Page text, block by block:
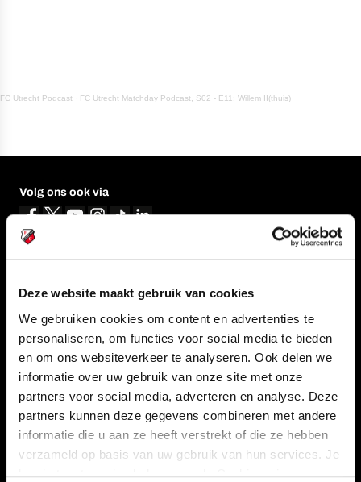
Deze website maakt gebruik van cookies
We gebruiken cookies om content en advertenties te
personaliseren, om functies voor social media te bieden
en om ons websiteverkeer te analyseren. Ook delen we
informatie over uw gebruik van onze site met onze
partners voor social media, adverteren en analyse. Deze
partners kunnen deze gegevens combineren met andere
informatie die u aan ze heeft verstrekt of die ze hebben
verzameld op basis van uw gebruik van hun services. Je
kan je toestemming beheren op de Cookiepagina.
FC Utrecht Podcast · FC Utrecht Matchday Podcast, S02 - E11: Willem II(thuis)
Volg ons ook via
CLUB
TEAMS
STADION
SUPPORTERS
FOUNDATION
BUSINESS
Informatie